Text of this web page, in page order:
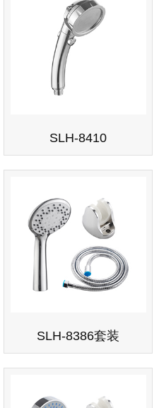
SLH-8410
SLH-8386套装